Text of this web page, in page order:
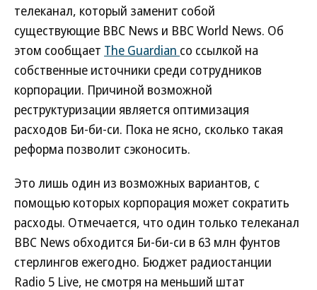
телеканал, который заменит собой
существующие BBC News и BBC World News. Об
этом сообщает The Guardian со ссылкой на
собственные источники среди сотрудников
корпорации. Причиной возможной
реструктуризации является оптимизация
расходов Би-би-си. Пока не ясно, сколько такая
реформа позволит сэконосить.
Это лишь один из возможных вариантов, с
помощью которых корпорация может сократить
расходы. Отмечается, что один только телеканал
BBC News обходится Би-би-си в 63 млн фунтов
стерлингов ежегодно. Бюджет радиостанции
Radio 5 Live, не смотря на меньший штат